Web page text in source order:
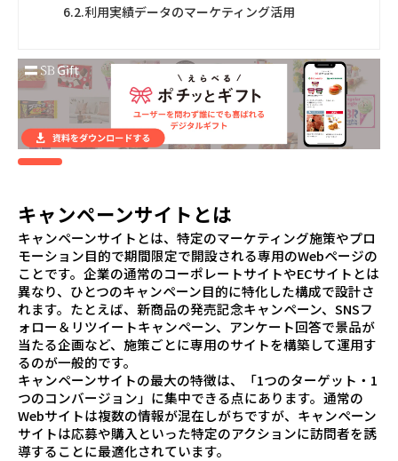
6.2.利用実績データのマーケティング活用
キャンペーンサイトとは
キャンペーンサイトとは、特定のマーケティング施策やプロ
モーション目的で期間限定で開設される専用のWebページの
ことです。企業の通常のコーポレートサイトやECサイトとは
異なり、ひとつのキャンペーン目的に特化した構成で設計さ
れます。たとえば、新商品の発売記念キャンペーン、SNSフ
ォロー＆リツイートキャンペーン、アンケート回答で景品が
当たる企画など、施策ごとに専用のサイトを構築して運用す
るのが一般的です。
キャンペーンサイトの最大の特徴は、「1つのターゲット・1
つのコンバージョン」に集中できる点にあります。通常の
Webサイトは複数の情報が混在しがちですが、キャンペーン
サイトは応募や購入といった特定のアクションに訪問者を誘
導することに最適化されています。